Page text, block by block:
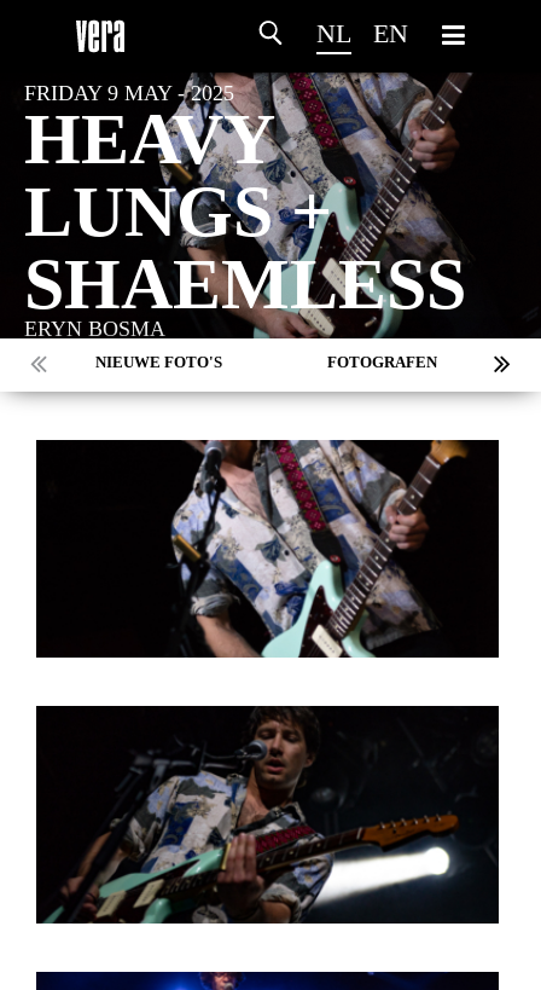
NL EN
FRIDAY 9 MAY - 2025
HEAVY
LUNGS +
SHAEMLESS
ERYN BOSMA
NIEUWE FOTO'S FOTOGRAFEN
MARC DE KROSSE
PEER
MISCHA VEENEMA
JEROEN DEKKER
BOB DE VRIES
RICHARD POSTMA
SASKIA LUDDEN
ANNA HIEP
MARTSEN HUT
ARSEN TSKHAY
ERYN BOSMA
ESTHER
ELINE KAMMINGA
KAREN SAAMAN
ARNOUD HEIKENS